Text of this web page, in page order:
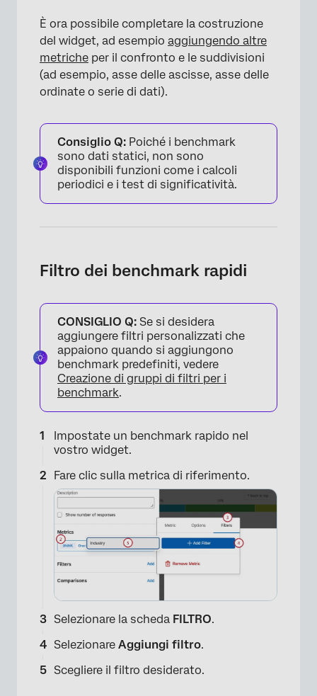
È ora possibile completare la costruzione
del widget, ad esempio aggiungendo altre
metriche per il confronto e le suddivisioni
(ad esempio, asse delle ascisse, asse delle
ordinate o serie di dati).
Consiglio Q: Poiché i benchmark
sono dati statici, non sono
disponibili funzioni come i calcoli
periodici e i test di significatività.
Filtro dei benchmark rapidi
CONSIGLIO Q: Se si desidera
aggiungere filtri personalizzati che
appaiono quando si aggiungono
benchmark predefiniti, vedere
Creazione di gruppi di filtri per i
benchmark.
Impostate un benchmark rapido nel
vostro widget.
Fare clic sulla metrica di riferimento.
Selezionare la scheda FILTRO.
Selezionare Aggiungi filtro.
Scegliere il filtro desiderato.